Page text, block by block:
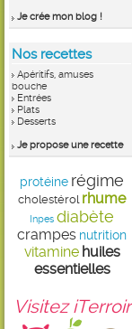
Je crée mon blog !
Nos recettes
Apéritifs, amuses
bouche
Entrées
Plats
Desserts
Je propose une recette
protéine régime
cholestérol rhume
Inpes diabète
crampes nutrition
vitamine huiles
essentielles
Visitez iTerroir